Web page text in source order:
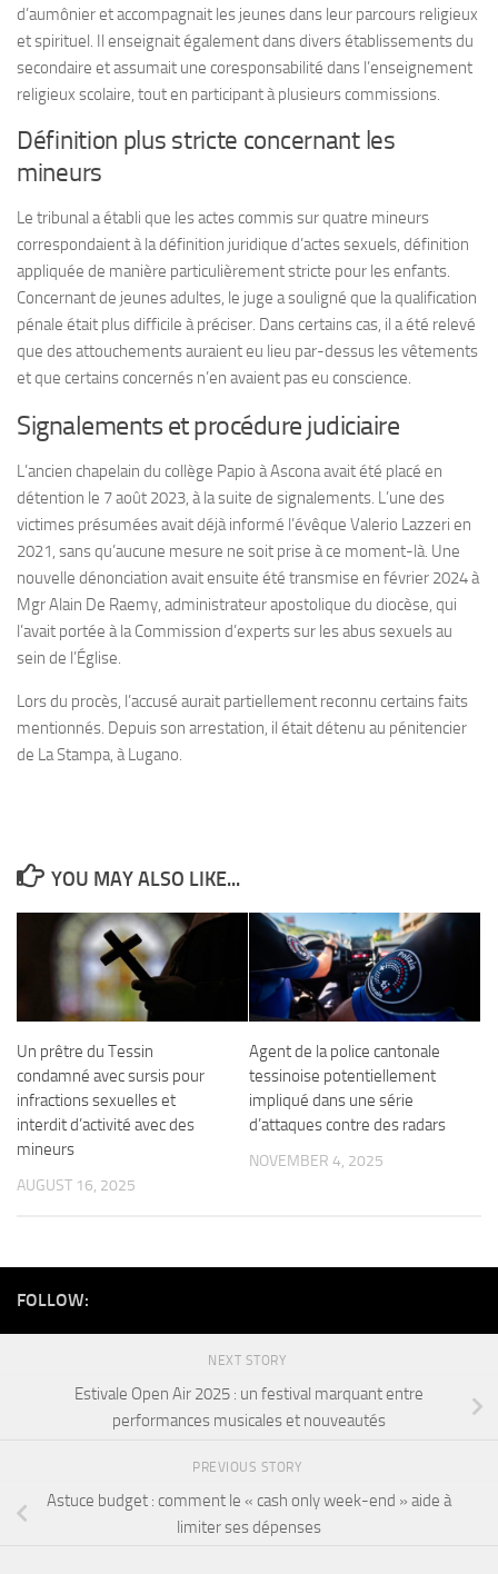
d’aumônier et accompagnait les jeunes dans leur parcours religieux
et spirituel. Il enseignait également dans divers établissements du
secondaire et assumait une coresponsabilité dans l’enseignement
religieux scolaire, tout en participant à plusieurs commissions.
Définition plus stricte concernant les
mineurs
Le tribunal a établi que les actes commis sur quatre mineurs
correspondaient à la définition juridique d’actes sexuels, définition
appliquée de manière particulièrement stricte pour les enfants.
Concernant de jeunes adultes, le juge a souligné que la qualification
pénale était plus difficile à préciser. Dans certains cas, il a été relevé
que des attouchements auraient eu lieu par-dessus les vêtements
et que certains concernés n’en avaient pas eu conscience.
Signalements et procédure judiciaire
L’ancien chapelain du collège Papio à Ascona avait été placé en
détention le 7 août 2023, à la suite de signalements. L’une des
victimes présumées avait déjà informé l’évêque Valerio Lazzeri en
2021, sans qu’aucune mesure ne soit prise à ce moment-là. Une
nouvelle dénonciation avait ensuite été transmise en février 2024 à
Mgr Alain De Raemy, administrateur apostolique du diocèse, qui
l’avait portée à la Commission d’experts sur les abus sexuels au
sein de l’Église.
Lors du procès, l’accusé aurait partiellement reconnu certains faits
mentionnés. Depuis son arrestation, il était détenu au pénitencier
de La Stampa, à Lugano.
YOU MAY ALSO LIKE...
Un prêtre du Tessin
condamné avec sursis pour
infractions sexuelles et
interdit d’activité avec des
mineurs
AUGUST 16, 2025
Agent de la police cantonale
tessinoise potentiellement
impliqué dans une série
d’attaques contre des radars
NOVEMBER 4, 2025
FOLLOW:
NEXT STORY
Estivale Open Air 2025 : un festival marquant entre
performances musicales et nouveautés
PREVIOUS STORY
Astuce budget : comment le « cash only week-end » aide à
limiter ses dépenses